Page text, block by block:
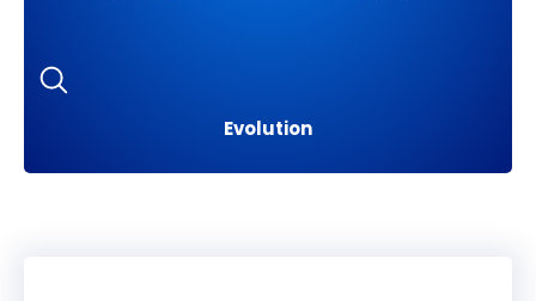
Evolution